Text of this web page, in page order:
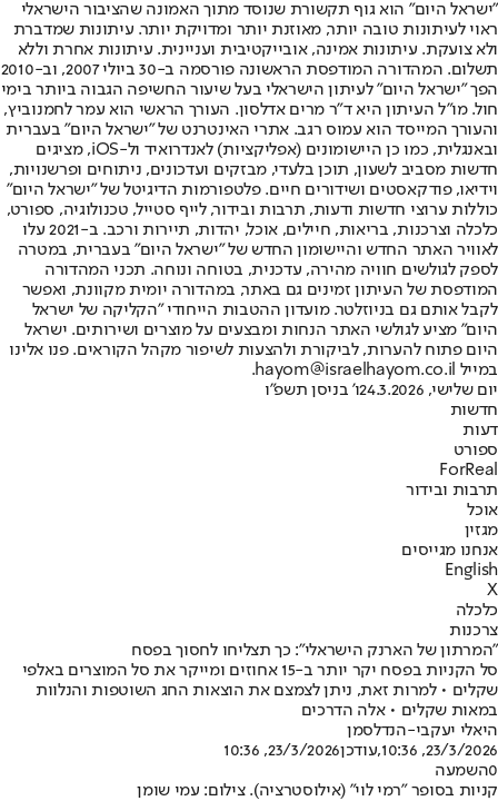
"ישראל היום" הוא גוף תקשורת שנוסד מתוך האמונה שהציבור הישראלי
ראוי לעיתונות טובה יותר, מאוזנת יותר ומדויקת יותר. עיתונות שמדברת
ולא צועקת. עיתונות אמינה, אובייקטיבית ועניינית. עיתונות אחרת וללא
תשלום. המהדורה המודפסת הראשונה פורסמה ב-30 ביולי 2007, וב-2010
הפך "ישראל היום" לעיתון הישראלי בעל שיעור החשיפה הגבוה ביותר בימי
חול. מו"ל העיתון היא ד"ר מרים אדלסון. העורך הראשי הוא עמר לחמנוביץ,
והעורך המייסד הוא עמוס רגב. אתרי האינטרנט של "ישראל היום" בעברית
ובאנגלית, כמו כן היישומונים (אפליקציות) לאנדרואיד ול-iOS, מציגים
חדשות מסביב לשעון, תוכן בלעדי, מבזקים ועדכונים, ניתוחים ופרשנויות,
וידיאו, פודקאסטים ושידורים חיים. פלטפורמות הדיגיטל של "ישראל היום"
כוללות ערוצי חדשות ודעות, תרבות ובידור, לייף סטייל, טכנולוגיה, ספורט,
כלכלה וצרכנות, בריאות, חיילים, אוכל, יהדות, תיירות ורכב. ב-2021 עלו
לאוויר האתר החדש והיישומון החדש של "ישראל היום" בעברית, במטרה
לספק לגולשים חוויה מהירה, עדכנית, בטוחה ונוחה. תכני המהדורה
המודפסת של העיתון זמינים גם באתר, במהדורה יומית מקוונת, ואפשר
לקבל אותם גם בניוזלטר. מועדון ההטבות הייחודי "הקליקה של ישראל
היום" מציע לגולשי האתר הנחות ומבצעים על מוצרים ושירותים. ישראל
היום פתוח להערות, לביקורת ולהצעות לשיפור מקהל הקוראים. פנו אלינו
במייל hayom@israelhayom.co.il.
יום שלישי, 24.3.2026
ו' בניסן תשפ"ו
חדשות
דעות
ספורט
ForReal
תרבות ובידור
אוכל
מגזין
אנחנו מגייסים
English
X
כלכלה
צרכנות
"המרתון של הארנק הישראלי": כך תצליחו לחסוך בפסח
סל הקניות בפסח יקר יותר ב-15 אחוזים ומייקר את סל המוצרים באלפי
שקלים • למרות זאת, ניתן לצמצם את הוצאות החג השוטפות והנלוות
במאות שקלים • אלה הדרכים
היאלי יעקבי-הנדלסמן
23/3/2026, 10:36
,עודכן23/3/2026, 10:36
0השמעה
קניות בסופר "רמי לוי" (אילוסטרציה). צילום: עמי שומן